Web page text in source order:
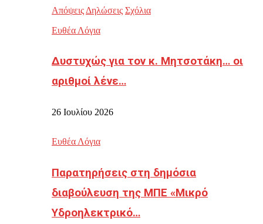
Απόψεις Δηλώσεις Σχόλια
Ευθέα Λόγια
Δυστυχώς για τον κ. Μητσοτάκη… οι
αριθμοί λένε…
26 Ιουλίου 2026
Ευθέα Λόγια
Παρατηρήσεις στη δημόσια
διαβούλευση της ΜΠΕ «Μικρό
Υδροηλεκτρικό…